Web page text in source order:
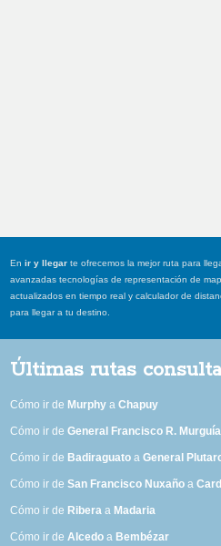
Enir y llegar te ofrecemos la mejor ruta para
avanzadas tecnologías de representación de
actualizados en tiempo real y calculador de
para llegar a tu destino.
Últimas rutas
Cómo ir de Murphy aChapuy
Cómo ir deGeneral Francisco R. Murguía
Cómo ir de Badiraguato aGeneral
Cómo ir deSan Francisco Nuxaño a
Cómo ir de Ribera a Madaria
Cómo ir deAlcedo a Bembézar